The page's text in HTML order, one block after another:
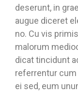
deserunt, in
augue diceret
no. Cu vis
malorum
dicat tincidunt
referrentur
ei sed, eum